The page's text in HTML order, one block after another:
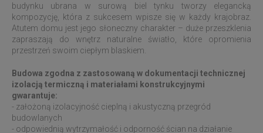
budynku ubrana w surową biel tynku tworzy elegancką
kompozycję, która z sukcesem wpisze się w każdy krajobraz.
Atutem domu jest jego słoneczny charakter – duże przeszklenia
zapraszają do wnętrz naturalne światło, które opromienia
przestrzeń swoim ciepłym blaskiem.
Budowa zgodna z zastosowaną w dokumentacji technicznej
izolacją termiczną i materiałami konstrukcyjnymi
gwarantuje:
- założoną izolacyjność cieplną i akustyczną przegród
budowlanych
- odpowiednią wytrzymałość i odporność ścian na działanie